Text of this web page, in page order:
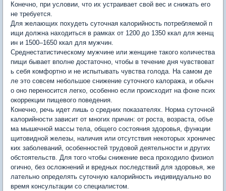
Конечно, при условии, что их устраивает свой вес и снижать его
не требуется.
Для желающих похудеть суточная калорийность потребляемой п
ищи должна находиться в рамках от 1200 до 1350 ккал для женщ
ин и 1500–1650 ккал для мужчин.
Среднестатистическому мужчине или женщине такого количества
пищи бывает вполне достаточно, чтобы в течение дня чувствоват
ь себя комфортно и не испытывать чувства голода. На самом де
ле это совсем небольшое снижение суточного калоража, и обычн
о оно переносится легко, особенно если происходит на фоне псих
окоррекции пищевого поведения.
Конечно, речь идет лишь о средних показателях. Норма суточной
калорийности зависит от многих причин: от роста, возраста, объе
ма мышечной массы тела, общего состояния здоровья, функции
щитовидной железы, наличия или отсутствия некоторых хроничес
ких заболеваний, особенностей трудовой деятельности и других
обстоятельств. Для того чтобы снижение веса проходило физиол
огично, без осложнений и вредных последствий для здоровья, же
лательно определять суточную калорийность индивидуально во
время консультации со специалистом.